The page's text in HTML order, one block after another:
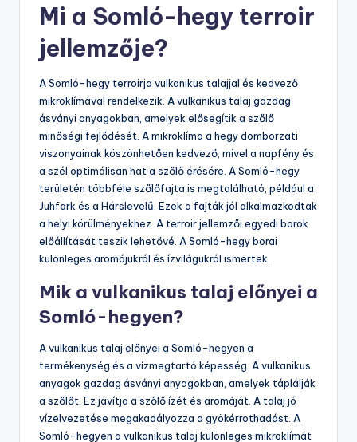
Mi a Somló-hegy terroir
jellemzője?
A Somló-hegy terroirja vulkanikus talajjal és kedvező
mikroklímával rendelkezik. A vulkanikus talaj gazdag
ásványi anyagokban, amelyek elősegítik a szőlő
minőségi fejlődését. A mikroklíma a hegy domborzati
viszonyainak köszönhetően kedvező, mivel a napfény és
a szél optimálisan hat a szőlő érésére. A Somló-hegy
területén többféle szőlőfajta is megtalálható, például a
Juhfark és a Hárslevelű. Ezek a fajták jól alkalmazkodtak
a helyi körülményekhez. A terroir jellemzői egyedi borok
előállítását teszik lehetővé. A Somló-hegy borai
különleges aromájukról és ízvilágukról ismertek.
Mik a vulkanikus talaj előnyei a
Somló-hegyen?
A vulkanikus talaj előnyei a Somló-hegyen a
termékenység és a vízmegtartó képesség. A vulkanikus
anyagok gazdag ásványi anyagokban, amelyek táplálják
a szőlőt. Ez javítja a szőlő ízét és aromáját. A talaj jó
vízelvezetése megakadályozza a gyökérrothadást. A
Somló-hegyen a vulkanikus talaj különleges mikroklímát